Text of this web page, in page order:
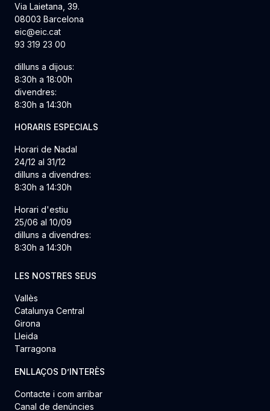
Via Laietana, 39.
08003 Barcelona
eic@eic.cat
93 319 23 00
dilluns a dijous:
8:30h a 18:00h
divendres:
8:30h a 14:30h
HORARIS ESPECIALS
Horari de Nadal
24/12 al 31/12
dilluns a divendres:
8:30h a 14:30h
Horari d'estiu
25/06 al 10/09
dilluns a divendres:
8:30h a 14:30h
LES NOSTRES SEUS
Vallès
Catalunya Central
Girona
Lleida
Tarragona
ENLLAÇOS D’INTERÈS
Contacte i com arribar
Canal de denúncies